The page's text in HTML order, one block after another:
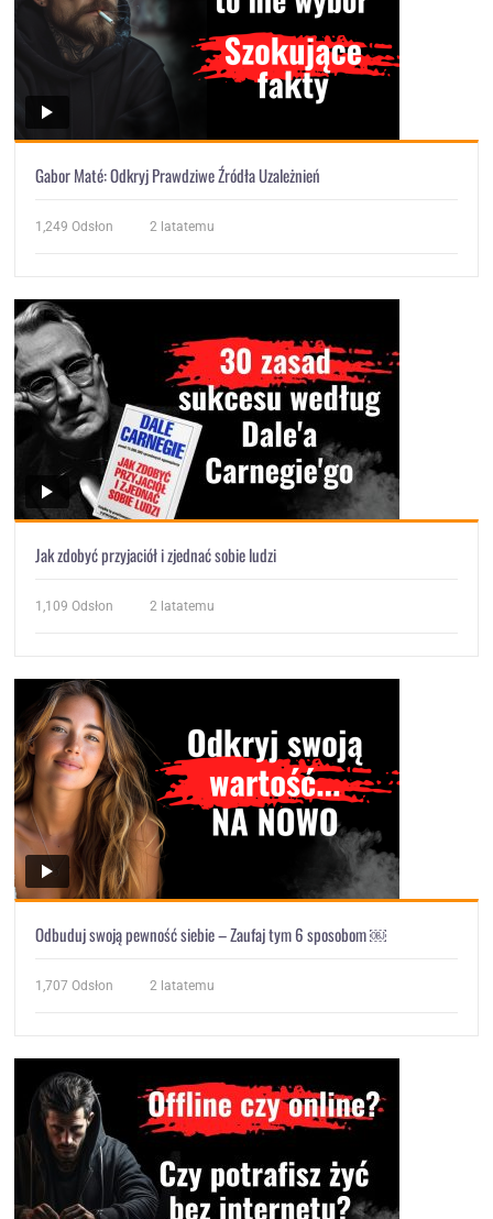
Gabor Maté: Odkryj Prawdziwe Źródła Uzależnień
1,249 Odsłon 2 latatemu
Jak zdobyć przyjaciół i zjednać sobie ludzi
1,109 Odsłon 2 latatemu
Odbuduj swoją pewność siebie – Zaufaj tym 6 sposobom ￼
1,707 Odsłon 2 latatemu